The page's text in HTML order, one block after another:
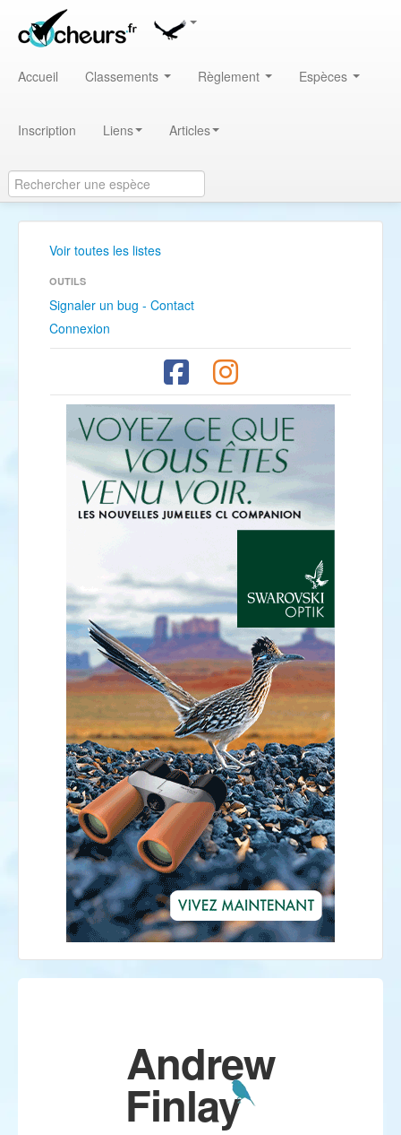
Accueil Classements Règlement Espèces
Inscription Liens Articles
Voir toutes les listes
OUTILS
Signaler un bug - Contact
Connexion
Andrew
Finlay